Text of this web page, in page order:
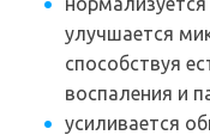
улучшается
способствуя
воспаления и
усиливается